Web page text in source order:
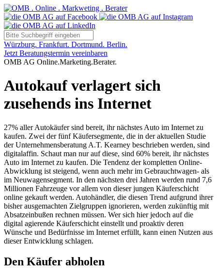
Würzburg. Frankfurt. Dortmund. Berlin.
Jetzt Beratungstermin vereinbaren
OMB AG Online.Marketing.Berater.
Autokauf verlagert sich
zusehends ins Internet
27% aller Autokäufer sind bereit, ihr nächstes Auto im Internet zu
kaufen. Zwei der fünf Käufersegmente, die in der aktuellen Studie
der Unternehmensberatung A.T. Kearney beschrieben werden, sind
digitalaffin. Schaut man nur auf diese, sind 60% bereit, ihr nächstes
Auto im Internet zu kaufen. Die Tendenz der kompletten Online-
Abwicklung ist steigend, wenn auch mehr im Gebrauchtwagen- als
im Neuwagensegment. In den nächsten drei Jahren werden rund 7,6
Millionen Fahrzeuge vor allem von dieser jungen Käuferschicht
online gekauft werden. Autohändler, die diesen Trend aufgrund ihrer
bisher ausgemachten Zielgruppen ignorieren, werden zukünftig mit
Absatzeinbußen rechnen müssen. Wer sich hier jedoch auf die
digital agierende Käuferschicht einstellt und proaktiv deren
Wünsche und Bedürfnisse im Internet erfüllt, kann einen Nutzen aus
dieser Entwicklung schlagen.
Den Käufer abholen